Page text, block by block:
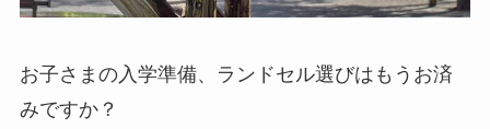
お子さまの入学準備、ランドセル選びはもうお済
みですか？